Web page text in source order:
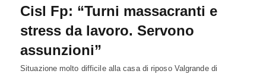
Cisl Fp: “Turni massacranti e
stress da lavoro. Servono
assunzioni”
Situazione molto difficile alla casa di riposo Valgrande di